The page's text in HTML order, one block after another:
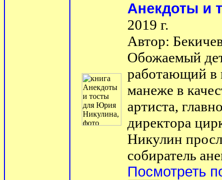
Анекдоты и
2019 г.
Автор:
Обожаемый
работающий в
манеже в
артиста,
директора
Никулин
собиратель
Посмотреть